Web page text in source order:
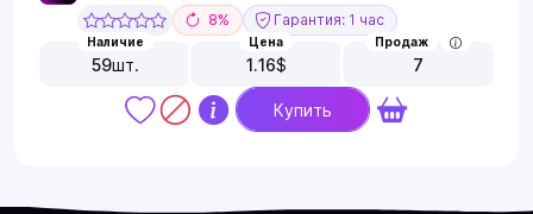
8% Гарантия: 1 час
Наличие
59шт.
Цена
1.16$
Продаж
7
Купить